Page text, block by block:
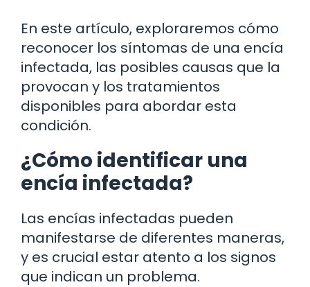
En este artículo, exploraremos cómo
reconocer los síntomas de una encía
infectada, las posibles causas que la
provocan y los tratamientos
disponibles para abordar esta
condición.
¿Cómo identificar una
encía infectada?
Las encías infectadas pueden
manifestarse de diferentes maneras,
y es crucial estar atento a los signos
que indican un problema.